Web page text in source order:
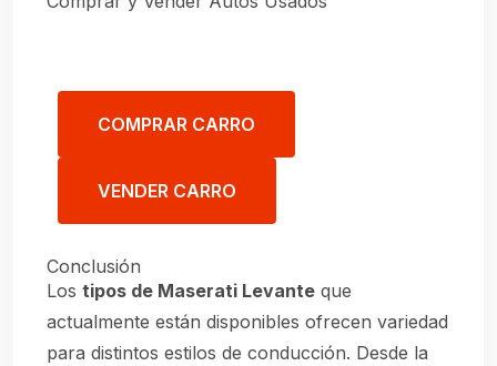
COMPRAR CARRO
VENDER CARRO
Conclusión
Los tipos de Maserati Levante que
actualmente están disponibles ofrecen variedad
para distintos estilos de conducción. Desde la